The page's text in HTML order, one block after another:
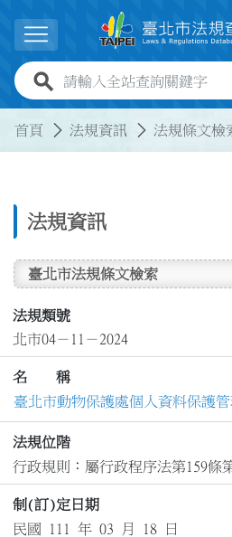
展開選單
全站查詢關鍵字欄位
首頁 法規資訊 法規條文檢
法規資訊
臺北市法規條文檢索
法規類號
北市04－11－2024
名 稱
臺北市動物保護處個人資料保護
法規位階
行政規則：屬行政程序法第159條
制(訂)定日期
民國 111 年 03 月 18 日